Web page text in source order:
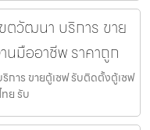
ตวัฒนา บริการ ขาย
มืออาชีพ ราคาถูก
การ ขายตู้เซฟ รับติดตั้งตู้เซฟ
ย รับ